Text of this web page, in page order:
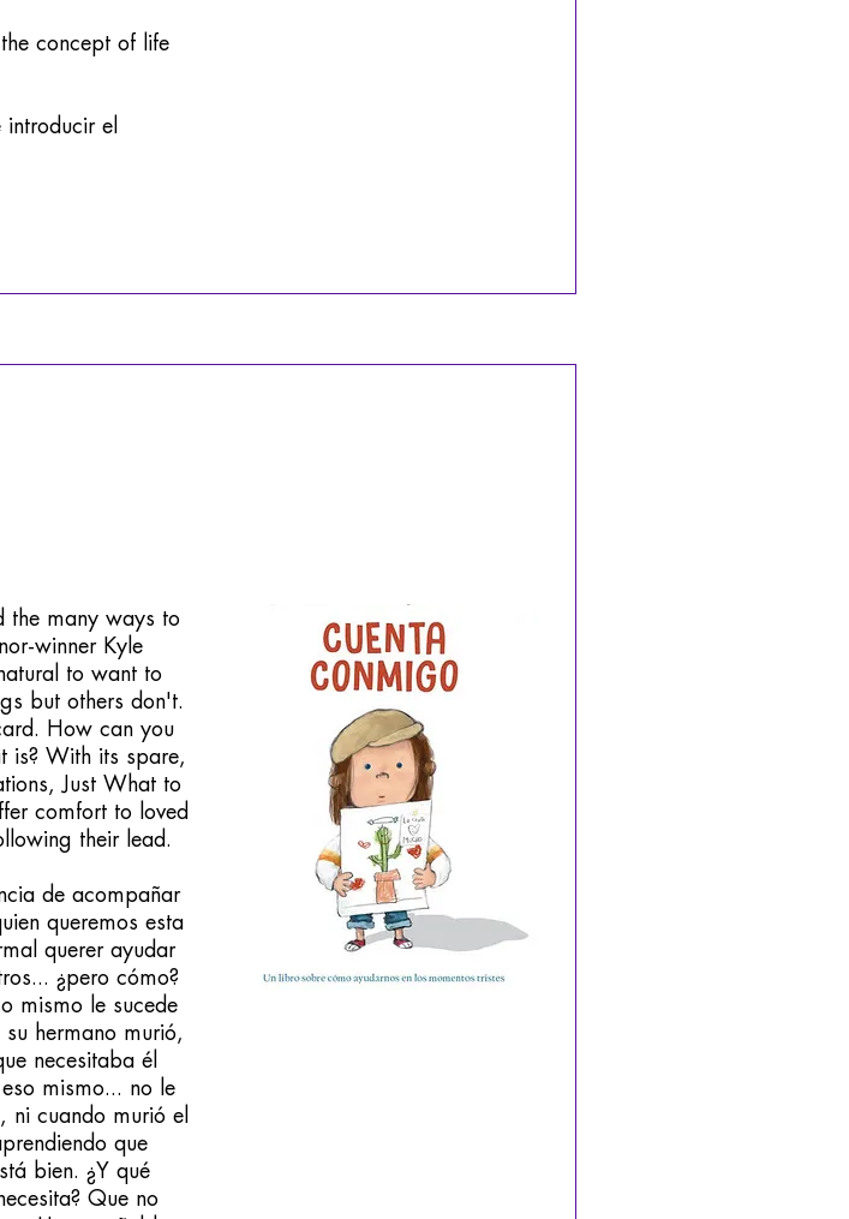
concept of life
el
the many ways to
winner Kyle
to want to
but others don't.
How can you
is? With its spare,
Just What to
comfort to loved
their lead.
de acompañar
queremos esta
querer ayudar
¿pero cómo?
mismo le sucede
hermano murió,
necesitaba él
mismo... no le
ni cuando murió el
que
bien. ¿Y qué
Que no